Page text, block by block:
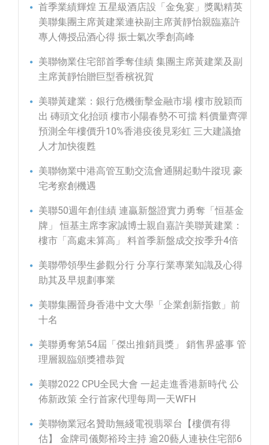
首季業績輝煌 五星級酒店設「金兔宴」獎勵精英
美聯集團主席黃建業連袂副主席黃靜怡親臨嘉許
專人傳授品酒心得 振士氣次季創高峰
美聯物業住宅部首季奪佳績 集團主席黃建業及副
主席黃靜怡贈巨型香檳祝賀
美聯黃建業：銀行危機衝擊金融市場 樓市脫穎而
出 磚頭文化抬頭 樓市小陽春勢不可擋 料價量齊彈
預測全年樓價升10%香港疫後見彩虹 三大建議搶
人才加快復甦
美聯物業中港高管互動交流會通關起動牛蹤現 豪
宅考察創機遇
美聯50週年創佳績 連贏新盤證實力勇奪「恒基金
牌」 恒基主席李家誠博士親自嘉許美聯黃建業：
樓市「高處未算高」 料首季新盤成交按季升4倍
美聯帶領學生參觀分行 分享行業專業知識及心得
助其及早規劃事業
美聯集團晉身香港中文大學「企業創新指數」前
十名
美聯勇奪第54屆「傑出推銷員獎」 銷售界盛事 管
理層親臨頒獎禮恭賀
美聯2022 CPU全民大會 一起走進香港新時代 公
佈新政策 全行首家代理每周一天WFH
美聯物業冠名贊助無綫電視翡翠台【樓價有得
估】 金牌司儀鄭裕玲主持 逾20藝人連袂住宅部6